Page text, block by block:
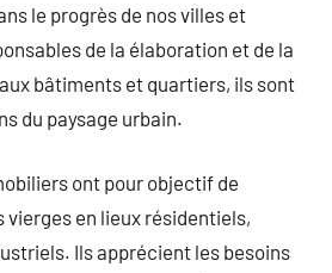
le progrès de nos villes et
de la élaboration et de la
bâtiments et quartiers, ils sont
du paysage urbain.
ont pour objectif de
en lieux résidentiels,
Ils apprécient les besoins